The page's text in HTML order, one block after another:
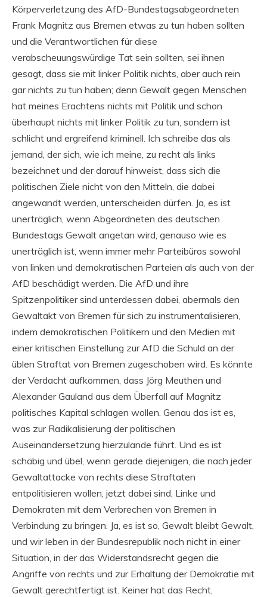
Körperverletzung des AfD-Bundestagsabgeordneten
Frank Magnitz aus Bremen etwas zu tun haben sollten
und die Verantwortlichen für diese
verabscheuungswürdige Tat sein sollten, sei ihnen
gesagt, dass sie mit linker Politik nichts, aber auch rein
gar nichts zu tun haben; denn Gewalt gegen Menschen
hat meines Erachtens nichts mit Politik und schon
überhaupt nichts mit linker Politik zu tun, sondern ist
schlicht und ergreifend kriminell. Ich schreibe das als
jemand, der sich, wie ich meine, zu recht als links
bezeichnet und der darauf hinweist, dass sich die
politischen Ziele nicht von den Mitteln, die dabei
angewandt werden, unterscheiden dürfen. Ja, es ist
unerträglich, wenn Abgeordneten des deutschen
Bundestags Gewalt angetan wird, genauso wie es
unerträglich ist, wenn immer mehr Parteibüros sowohl
von linken und demokratischen Parteien als auch von der
AfD beschädigt werden. Die AfD und ihre
Spitzenpolitiker sind unterdessen dabei, abermals den
Gewaltakt von Bremen für sich zu instrumentalisieren,
indem demokratischen Politikern und den Medien mit
einer kritischen Einstellung zur AfD die Schuld an der
üblen Straftat von Bremen zugeschoben wird. Es könnte
der Verdacht aufkommen, dass Jörg Meuthen und
Alexander Gauland aus dem Überfall auf Magnitz
politisches Kapital schlagen wollen. Genau das ist es,
was zur Radikalisierung der politischen
Auseinandersetzung hierzulande führt. Und es ist
schäbig und übel, wenn gerade diejenigen, die nach jeder
Gewaltattacke von rechts diese Straftaten
entpolitisieren wollen, jetzt dabei sind, Linke und
Demokraten mit dem Verbrechen von Bremen in
Verbindung zu bringen. Ja, es ist so, Gewalt bleibt Gewalt,
und wir leben in der Bundesrepublik noch nicht in einer
Situation, in der das Widerstandsrecht gegen die
Angriffe von rechts und zur Erhaltung der Demokratie mit
Gewalt gerechtfertigt ist. Keiner hat das Recht,